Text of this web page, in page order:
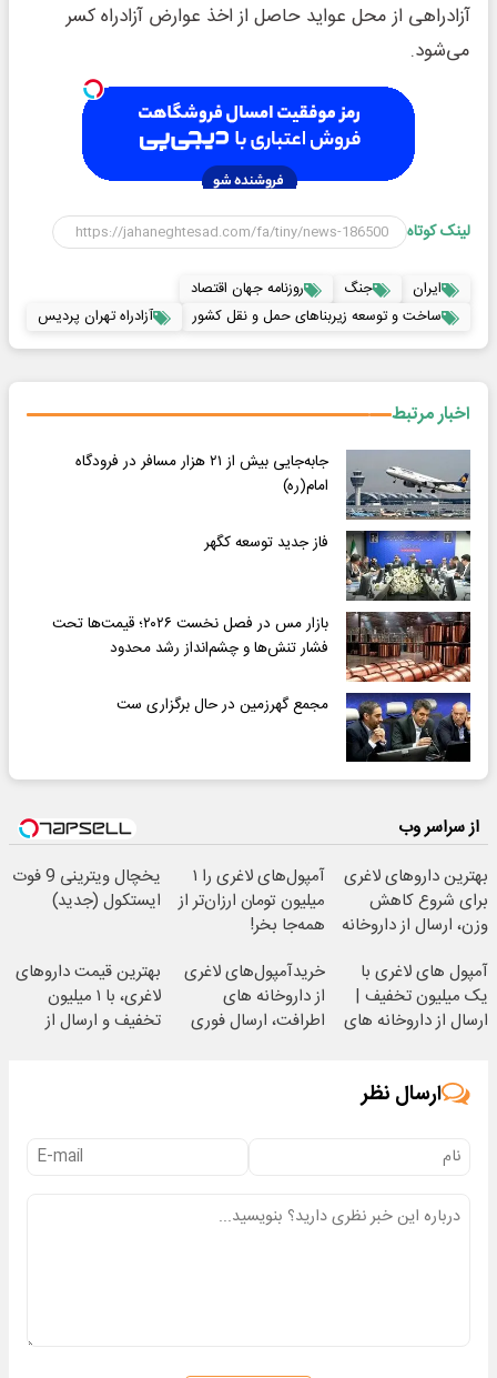
آزادراهی از محل عواید حاصل از اخذ عوارض آزادراه کسر
می‌شود.
لینک کوتاه
ایران جنگ
روزنامه جهان اقتصاد
ساخت و توسعه زیربناهای حمل و نقل کشور
آزادراه تهران پردیس
اخبار مرتبط
جابه‌جایی بیش از ۲۱ هزار مسافر در فرودگاه
امام(ره)
فاز جدید توسعه کگهر
بازار مس در فصل نخست ۲۰۲۶؛ قیمت‌ها تحت
فشار تنش‌ها و چشم‌انداز رشد محدود
مجمع گهرزمین در حال برگزاری ست
از سراسر وب
بهترین داروهای لاغری
برای شروع کاهش
وزن، ارسال از داروخانه
آمپول‌های لاغری را ۱
میلیون تومان ارزان‌تر از
همه‌جا بخر!
یخچال ویترینی 9 فوت
ایستکول (جدید)
آمپول های لاغری با
یک میلیون تخفیف |
ارسال از داروخانه های
خریدآمپول‌های لاغری
از داروخانه های
اطرافت، ارسال فوری
بهترین قیمت داروهای
لاغری، با ۱ میلیون
تخفیف و ارسال از
ارسال نظر